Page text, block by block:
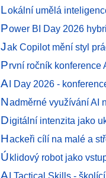
Lokální umělá
Power BI Day 2026
Jak Copilot mění styl
První ročník konference
AI Day 2026 -
Nadměrné využívání AI
Digitální intenzita jako
Hackeři cílí na malé a
Úklidový robot jako
AI Tactical Skills -